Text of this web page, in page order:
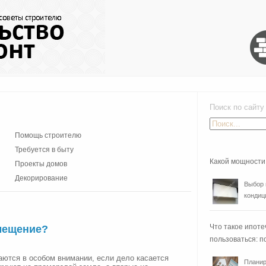
Помощь строителю
Требуется в быту
Проекты домов
Декорирование
в особом внимании, если дело касается
Поиск по сайту
Какой
Выбор
Что такое
пользоваться: